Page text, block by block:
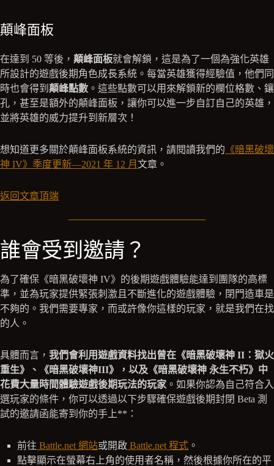
顛峰面板
在達到 50 等後， 顛峰面板就會解鎖，這是為了一個為強化英雄
所設計的遊戲後期角色成長系統。每當英雄獲得經驗值，他們同
時也會得到 顛峰點數 。這些點數可以用來解鎖新的欄位格數、鑲
孔，甚至是額外的顛峰面板，讓你可以進一步自訂自己的英雄，
並將英雄的威力提升到新層次！
想知道更多關於顛峰面板系統的資訊，請閱讀我們的 《暗黑破壞
神 IV》季度更新—2021 年 12 月 文章。
返回文章頂端
誰會受到邀請？
為了確保《暗黑破壞神 IV》的後期遊戲體驗能達到團隊的高標
準，並為玩家提供緊張刺激且不斷進化的遊戲體驗，閉門造車是
不夠的。我們需要專家，而或許像你這樣的玩家，就是我們在找
的人。
具體而言， 我們會利用遊戲資料找出曾在《暗黑破壞神 II：獄火
重生》、《暗黑破壞神III》，以及《暗黑破壞神 永生不朽》中
花費大量時間體驗遊戲後期玩法的玩家 。如果你認為自己符合入
選玩家的條件，你可以透過以下步驟確保遊戲後期封閉 Beta 測
試的邀請函能寄到你的手上**：
前往 Battle.net 網站或開啟 Battle.net 程式 。
點擊顯示在螢幕右上角的使用者名稱，然後根據你所在的平